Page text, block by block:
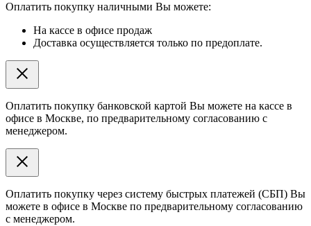
Оплатить покупку наличными Вы можете:
На кассе в офисе продаж
Доставка осуществляется только по предоплате.
Оплатить покупку банковской картой Вы можете на кассе в
офисе в Москве, по предварительному согласованию с
менеджером.
Оплатить покупку через систему быстрых платежей (СБП) Вы
можете в офисе в Москве по предварительному согласованию
с менеджером.